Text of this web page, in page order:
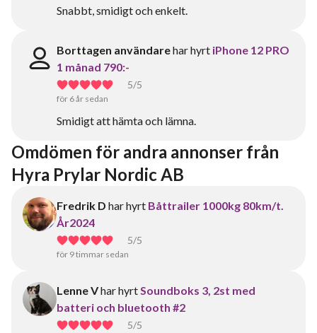
Snabbt, smidigt och enkelt.
Borttagen användarehar hyrt iPhone 12 PRO
1 månad 790:-
5/5
för 6 år sedan
Smidigt att hämta och lämna.
Omdömen för andra annonser från
Hyra Prylar Nordic AB
Fredrik D har hyrt Båttrailer 1000kg 80km/t.
År2024
5/5
för 9 timmar sedan
Lenne Vhar hyrtSoundboks 3, 2st med
batteri och bluetooth #2
5/5